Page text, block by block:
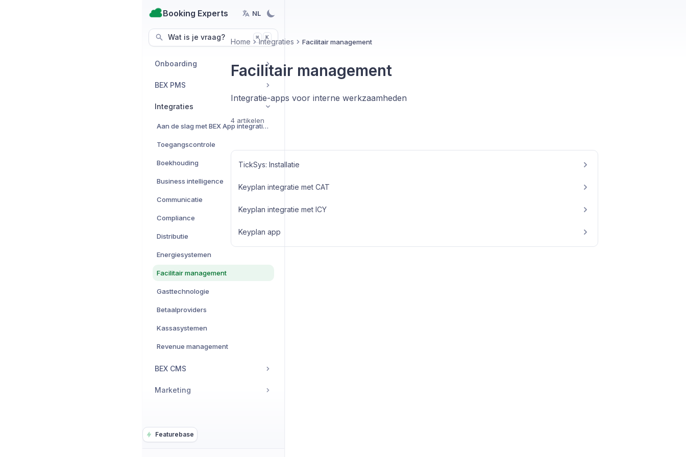
Booking Experts NL
Wat is je vraag? ⌘ K
Featurebase
Onboarding
BEX PMS
Integraties
Aan de slag met BEX App integraties
Toegangscontrole
Boekhouding
Business intelligence
Communicatie
Compliance
Distributie
Energiesystemen
Facilitair management
Gasttechnologie
Betaalproviders
Kassasystemen
Revenue management
BEX CMS
Marketing
Home Integraties Facilitair management
Facilitair management
Integratie-apps voor interne werkzaamheden
4 artikelen
TickSys: Installatie
Keyplan integratie met CAT
Keyplan integratie met ICY
Keyplan app